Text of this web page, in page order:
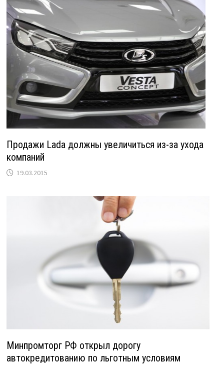
Продажи Lada должны увеличиться из-за ухода
компаний
19.03.2015
Минпромторг РФ открыл дорогу
автокредитованию по льготным условиям